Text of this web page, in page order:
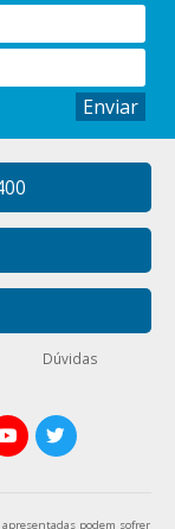
Enviar
Dúvidas
podem sofrer